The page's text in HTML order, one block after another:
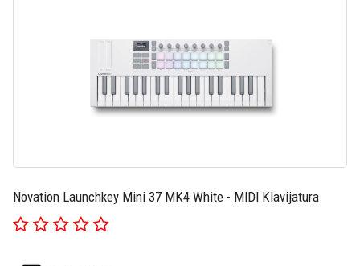
Novation Launchkey Mini 37 MK4 White - MIDI Klavijatura